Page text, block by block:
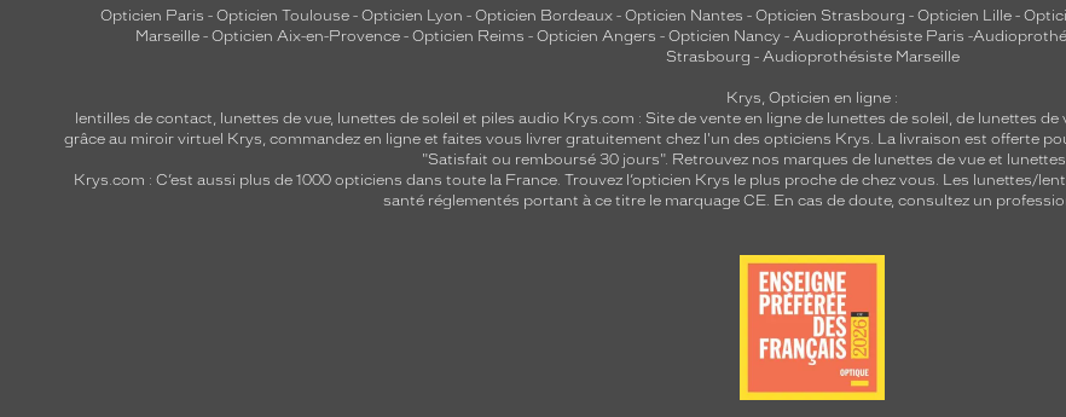
Opticien Paris - Opticien Toulouse - Opticien Lyon - Opticien Bordeaux - Opticien Nantes - Opticien Strasbourg - Opticien Lille -
Marseille - Opticien Aix-en-Provence - Opticien Reims - Opticien Angers - Opticien Nancy - Audioprothésiste Paris -
Strasbourg - Audioprothésiste Marseille
Krys, Opticien en ligne :
lentilles de contact, lunettes de vue, lunettes de soleil et piles audio Krys.com : Site de vente en ligne de lunettes de soleil, de lunettes de
grâce au miroir virtuel Krys, commandez en ligne et faites vous livrer gratuitement chez l'un des opticiens Krys. La livraison est offerte
"Satisfait ou remboursé 30 jours". Retrouvez nos marques de lunettes de vue et
Krys.com : C’est aussi plus de 1000 opticiens dans toute la France. Trouvez l’opticien Krys le plus proche de chez vous. Les lunettes/
santé réglementés portant à ce titre le marquage CE. En cas de doute, consultez un